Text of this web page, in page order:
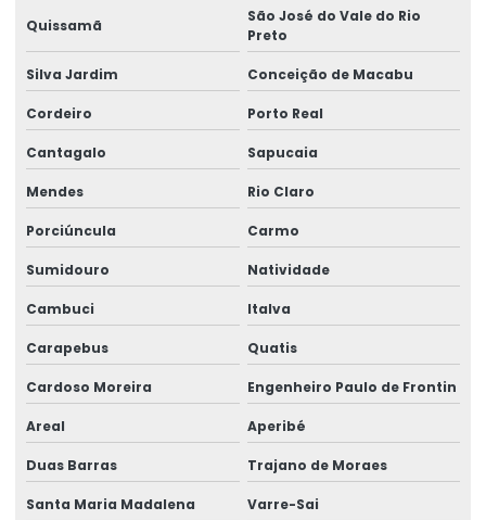
Selo de garantia destrutível
Selo de garantia personalizado
Selo holográfico autenticidade
Selo holográfico void
Selo void garantia
Selos holográficos personalizados
Selos holográficos de segurança
Vinil adesivo destrutível
Vinil destrutível
Quissamã
São José do Vale do Rio
Preto
Silva Jardim Conceição de Macabu
Cordeiro Porto Real
Cantagalo Sapucaia
Mendes Rio Claro
Porciúncula Carmo
Sumidouro Natividade
Cambuci Italva
Carapebus Quatis
Cardoso Moreira Engenheiro Paulo de Frontin
Areal Aperibé
Duas Barras Trajano de Moraes
Santa Maria Madalena Varre-Sai